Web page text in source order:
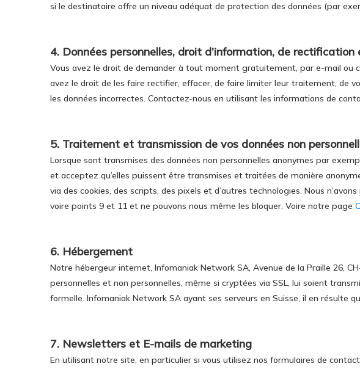
si le destinataire offre un niveau adéquat de protection des données (par
4. Données personnelles, droit d’information, de rectification
Vous avez le droit de demander à tout moment gratuitement, par e-mail ou
avez le droit de les faire rectifier, effacer, de faire limiter leur traitement, de
les données incorrectes. Contactez-nous en utilisant les informations de
5. Traitement et transmission de vos données non
Lorsque sont transmises des données non personnelles anonymes par
et acceptez qu’elles puissent être transmises et traitées de manière
via des cookies, des scripts, des pixels et d’autres technologies. Nous
voire points 9 et 11 et ne pouvons nous même les bloquer. Voire notre page
6. Hébergement
Notre hébergeur internet, Infomaniak Network SA, Avenue de la Praille 26,
personnelles et non personnelles, même si cryptées via SSL, lui soient
formelle. Infomaniak Network SA ayant ses serveurs en Suisse, il en résulte
7. Newsletters et E-mails de marketing
En utilisant notre site, en particulier si vous utilisez nos formulaires de